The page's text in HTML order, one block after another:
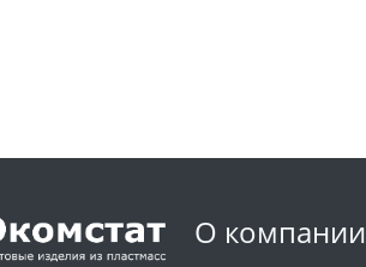
О компании